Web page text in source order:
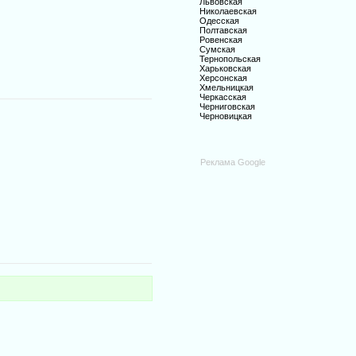
Николаевская
Одесская
Полтавская
Ровенская
Сумская
Тернопольская
Харьковская
Херсонская
Хмельницкая
Черкасская
Черниговская
Черновицкая
Реклама Google